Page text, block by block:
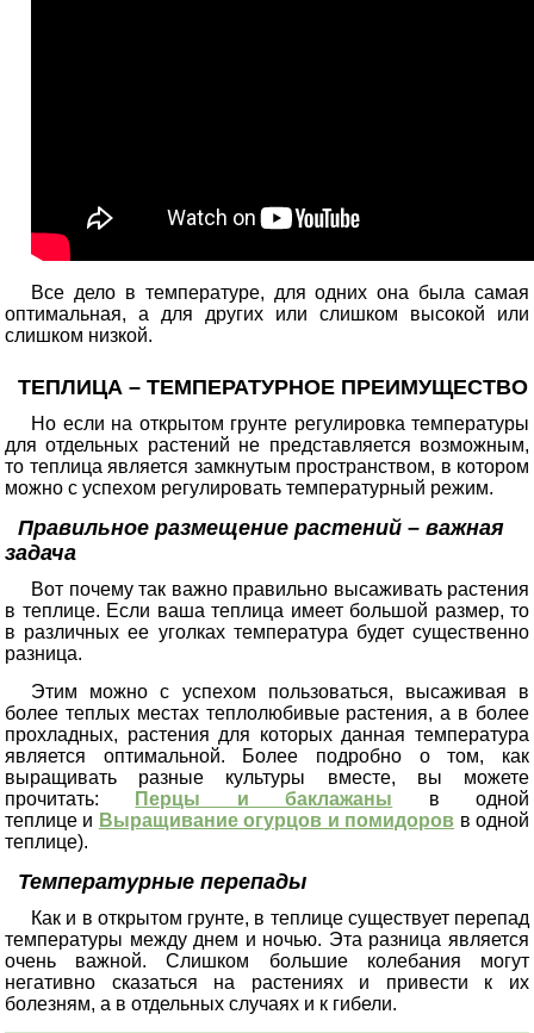
Все дело в температуре, для одних она была самая
оптимальная, а для других или слишком высокой или
слишком низкой.
ТЕПЛИЦА – ТЕМПЕРАТУРНОЕ ПРЕИМУЩЕСТВО
Но если на открытом грунте регулировка температуры
для отдельных растений не представляется возможным,
то теплица является замкнутым пространством, в котором
можно с успехом регулировать температурный режим.
Правильное размещение растений – важная
задача
Вот почему так важно правильно высаживать растения
в теплице. Если ваша теплица имеет большой размер, то
в различных ее уголках температура будет существенно
разница.
Этим можно с успехом пользоваться, высаживая в
более теплых местах теплолюбивые растения, а в более
прохладных, растения для которых данная температура
является оптимальной. Более подробно о том, как
выращивать разные культуры вместе, вы можете
прочитать:
Перцы и баклажаны в одной
теплице и Выращивание огурцов и помидоров в одной
теплице).
Температурные перепады
Как и в открытом грунте, в теплице существует перепад
температуры между днем и ночью. Эта разница является
очень важной. Слишком большие колебания могут
негативно сказаться на растениях и привести к их
болезням, а в отдельных случаях и к гибели.